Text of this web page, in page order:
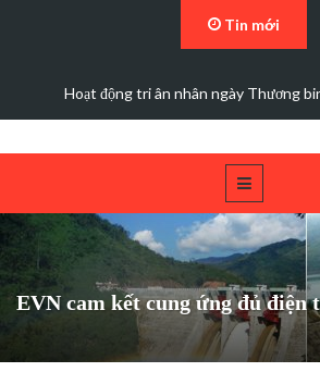
Tin mới
Đoàn công tác Tập đoàn Điện lực
EVN cam kết cung ứng đủ điện